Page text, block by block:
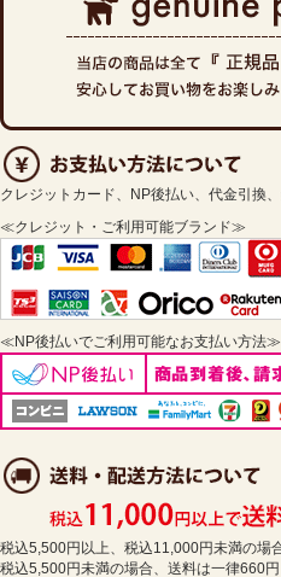
クレジットカード、NP後払い、代金引換
≪クレジット・ご利用可能ブランド≫
≪NP後払いでご利用可能なお支払い方法≫
税込5,500円以上、税込11,000円未満の場
税込5,500円未満の場合、送料は一律660円